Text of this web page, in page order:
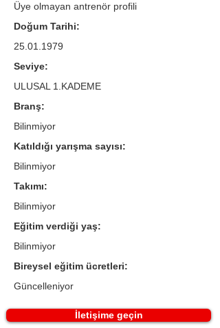
Üye olmayan antrenör profili
Doğum Tarihi:
25.01.1979
Seviye:
ULUSAL 1.KADEME
Branş:
Bilinmiyor
Katıldığı yarışma sayısı:
Bilinmiyor
Takımı:
Bilinmiyor
Eğitim verdiği yaş:
Bilinmiyor
Bireysel eğitim ücretleri:
Güncelleniyor
İletişime geçin